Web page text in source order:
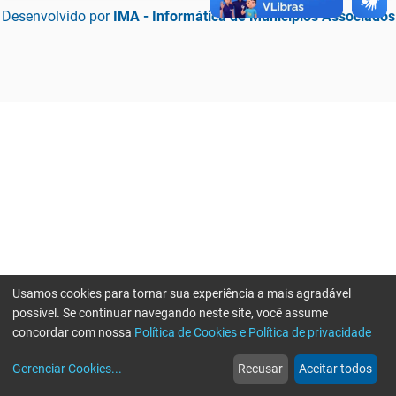
Desenvolvido por IMA - Informática de Municípios Associados
web
Notícias
more_horiz
Mais
Usamos cookies para tornar sua experiência a mais agradável
possível. Se continuar navegando neste site, você assume
concordar com nossa Política de Cookies e Política de privacidade
Gerenciar Cookies... Recusar Aceitar todos
Erro ao enviar informações, por favor tente novamente